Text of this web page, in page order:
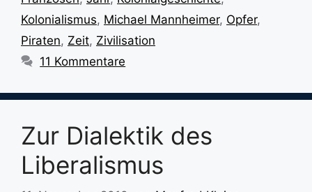
Kolonialismus, Michael Mannheimer, Opfer,
Piraten, Zeit, Zivilisation
11 Kommentare
Zur Dialektik des
Liberalismus